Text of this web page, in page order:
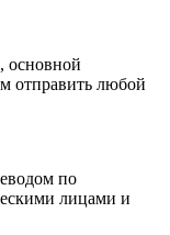
основной
отправить любой
по
лицами и